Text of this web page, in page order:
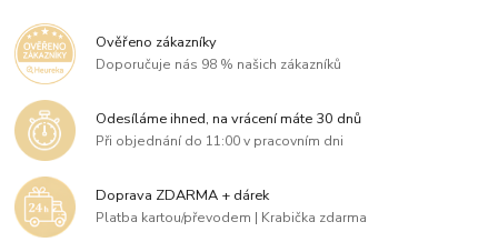
Ověřeno zákazníky
Doporučuje nás 98 % našich zákazníků
Odesíláme ihned, na vrácení máte 30 dnů
Při objednání do 11:00 v pracovním dni
Doprava ZDARMA + dárek
Platba kartou/převodem | Krabička zdarma